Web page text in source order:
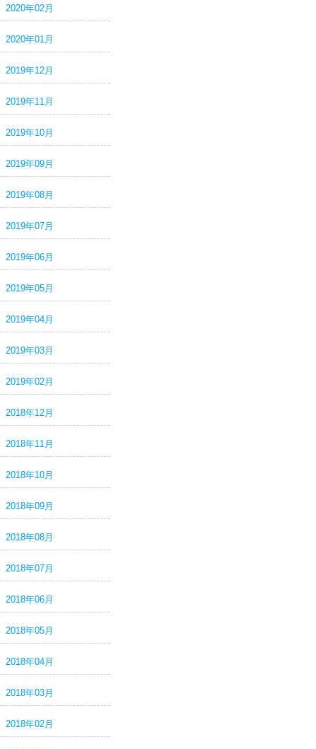
2020年02月
2020年01月
2019年12月
2019年11月
2019年10月
2019年09月
2019年08月
2019年07月
2019年06月
2019年05月
2019年04月
2019年03月
2019年02月
2018年12月
2018年11月
2018年10月
2018年09月
2018年08月
2018年07月
2018年06月
2018年05月
2018年04月
2018年03月
2018年02月